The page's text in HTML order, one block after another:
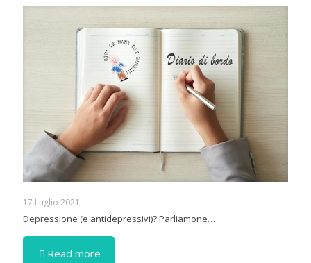
17 Luglio 2021
Depressione (e antidepressivi)? Parliamone…
Read more